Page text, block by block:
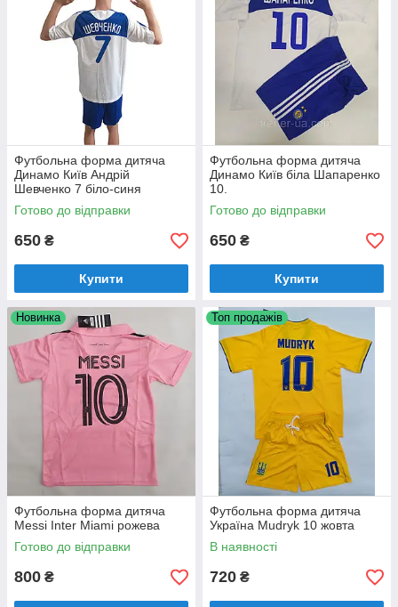
Для футбольних команд, чиста ігрова форма , без будь-
яких написів, так звані " болванки. За окрему плату можемо
гетрипід колір форми, а також зробити якісні
написи номерів, прізвищ та спонсорів.
За бажанням, Ви можете замовити напис й номер на куплену
форму з чистою спиною(уточнюйте яка є в наявності).
Чекаємо Ваших дзвінків та замовлень!
Футбольна форма дитяча
Динамо Київ Андрій
Шевченко 7 біло-синя
Готово до відправки
650 ₴
Купити
Футбольна форма дитяча
Динамо Київ біла Шапаренко
10.
Готово до відправки
650 ₴
Купити
Новинка
Футбольна форма дитяча
Messi Inter Miami рожева
Готово до відправки
800 ₴
Топ продажів
Футбольна форма дитяча
Україна Mudryk 10 жовта
В наявності
720 ₴